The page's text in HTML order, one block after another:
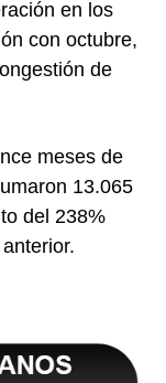
en los
con octubre,
de
meses de
13.065
del 238%